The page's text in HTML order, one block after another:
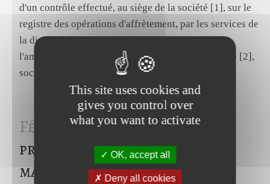
d'un contrôle effectué, au siège de la société [1], sur le
registre des opérations d'affrètement, par les services de
la direction régionale de l'environnement, de
l'aménagement et du logement (DREAL), la société [2],
société de droit tchèque...
Fév 2022Feuille de soins et
prestations de l’assurance
maladie
This site uses cookies and
gives you control over
what you want to activate
OK, accept all
Deny all cookies